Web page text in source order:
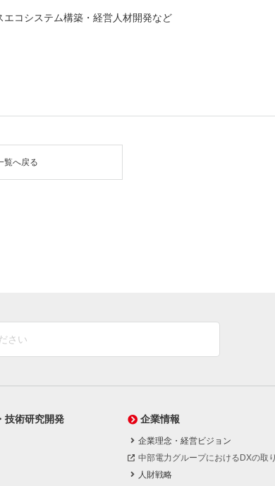
コシステム構築・経営人材開発など
覧へ戻る
技術研究開発 企業情報
企業理念・経営ビジョン
中部電力グループにおけるDXの取
人財戦略